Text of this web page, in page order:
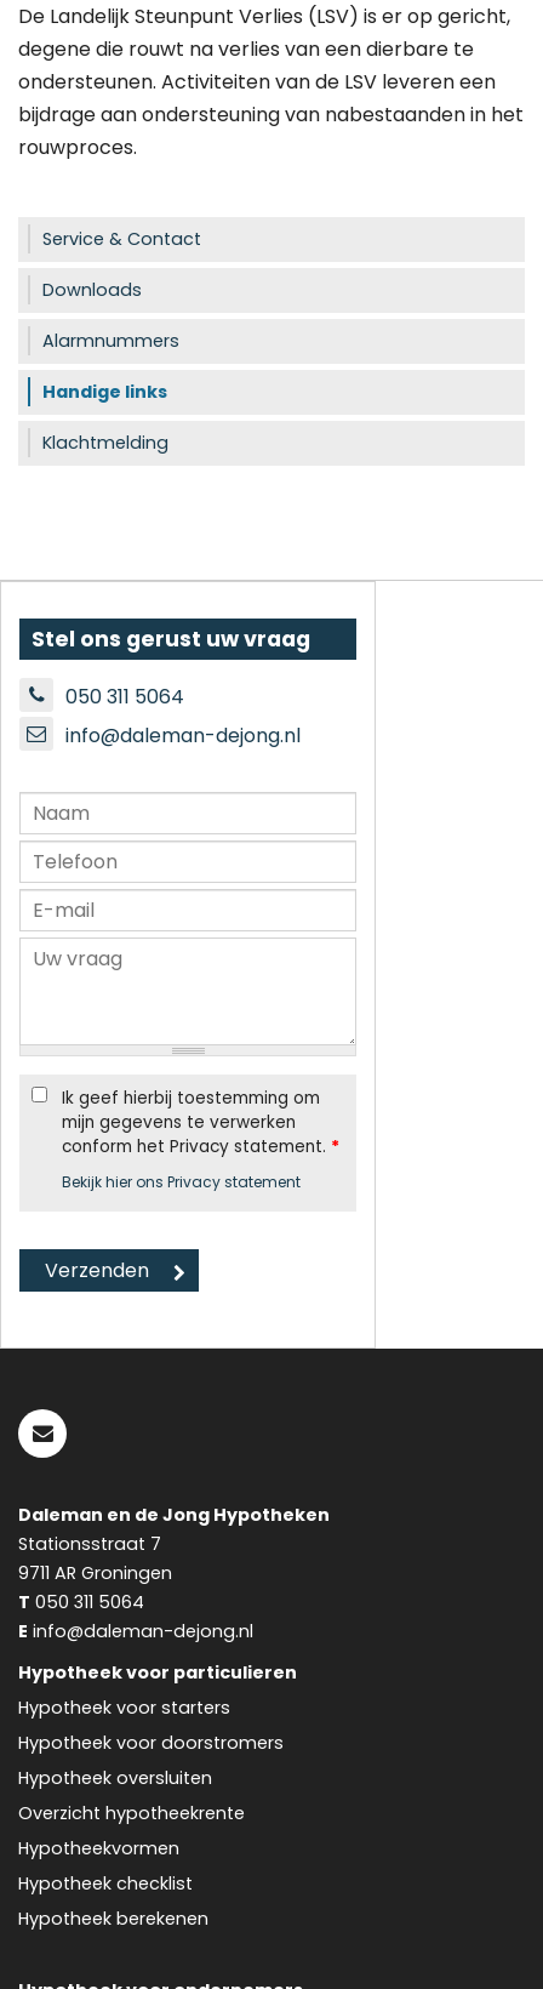
De Landelijk Steunpunt Verlies (LSV) is er op gericht,
degene die rouwt na verlies van een dierbare te
ondersteunen. Activiteiten van de LSV leveren een
bijdrage aan ondersteuning van nabestaanden in het
rouwproces.
Service & Contact
Downloads
Alarmnummers
Handige links
Klachtmelding
Stel ons gerust uw vraag
050 311 5064
info@daleman-dejong.nl
Ik geef hierbij toestemming om
mijn gegevens te verwerken
conform het Privacy statement. *
Bekijk hier ons Privacy statement
Daleman en de Jong Hypotheken
Stationsstraat 7
9711 AR Groningen
T 050 311 5064
E info@daleman-dejong.nl
Hypotheek voor particulieren
Hypotheek voor starters
Hypotheek voor doorstromers
Hypotheek oversluiten
Overzicht hypotheekrente
Hypotheekvormen
Hypotheek checklist
Hypotheek berekenen